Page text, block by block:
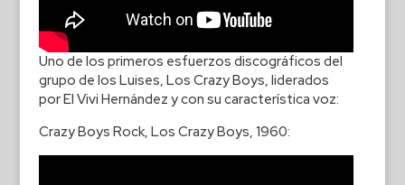
Uno de los primeros esfuerzos discográficos del
grupo de los Luises, Los Crazy Boys, liderados
por El Vivi Hernández y con su característica voz:
Crazy Boys Rock, Los Crazy Boys, 1960: